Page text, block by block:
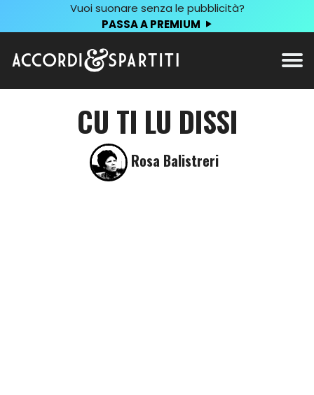
Vuoi suonare senza le pubblicità?
PASSA A PREMIUM
CU TI LU DISSI
Rosa Balistreri